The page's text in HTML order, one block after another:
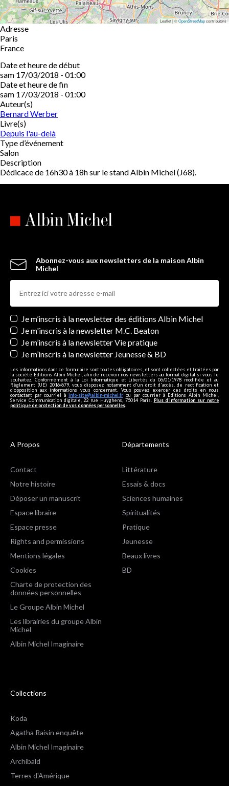
Leaflet | ©OpenStreetMapcontributors
Adresse
Paris
France
Date et heure de début
sam 17/03/2018 - 01:00
Date et heure de fin
sam 17/03/2018 - 01:00
Auteur(s)
Bernard Werber
Livre(s)
Depuis l'au-delà
Type d’événement
Salon
Description
Dédicace de 16h30 à 18h sur le stand Albin Michel (J68).
Abonnez-vous aux newsletters de la maison Albin
Michel
Newsletters
Je m’inscris à la newsletter des éditions Albin Michel
Je m'inscris à la newsletter M.C. Beaton
Je m’inscris à la newsletter Vie pratique
Je m’inscris à la newsletter Jeunesse & BD
Les informations dans ce formulaire sont toutes obligatoires, et sont collectées et traitées par
la société Editions Albin Michel, afin de recevoir nos newsletters au format digital si vous le
souhaitez. Conformément à la Loi Informatique et Libertés du 06/01/1978 modifiée et au
Règlement (UE) 2016/679, vous disposez notamment d'un droit d'accès, de rectification et
d’opposition aux informations vous concernant. Vous pouvez exercer ces droits en nous
contactant par courriel à info-site@albin-michel.fr ou par courrier à Editions Albin Michel,
Service Communication digitale, 22 rue Huyghens, 75014 Paris. Plus d’information sur notre
politique de protection de vos données personnelles
A Propos
Contact
Notre histoire
Déposer un manuscrit
Espace libraire
Espace presse
Rights and permissions
Mentions légales
Cookies
Charte de protection des
données personnelles
Le Groupe Albin Michel
Les librairies du groupe Albin
Michel
Albin Michel Imaginaire
Départements
Littérature
Essais & docs
Sciences humaines
Spiritualités
Pratique
Jeunesse
Beaux livres
BD
Collections
Koda
Agatha Raisin enquête
Albin Michel Imaginaire
Archibald
Terres d'Amérique